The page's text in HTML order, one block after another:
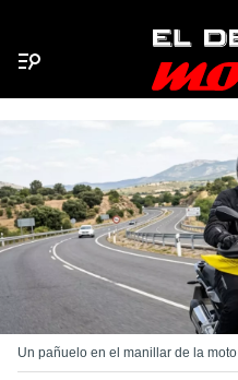
Un pañuelo en el manillar de la